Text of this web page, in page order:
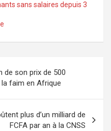
sans salaires depuis 3
de son prix de 500
faim en Afrique
plus d’un milliard de
FCFA par an à la CNSS